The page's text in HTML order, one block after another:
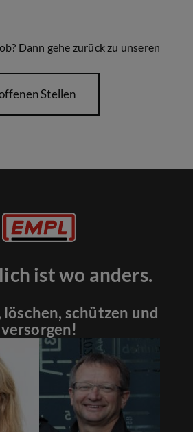
Dann gehe zurück zu unseren
Stellen
ist wo anders.
schützen und
versorgen!